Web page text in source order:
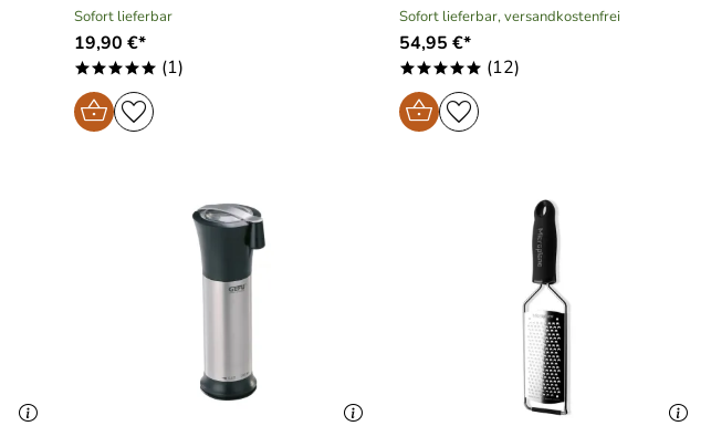
Sofort lieferbar
19,90 €*
***** (1)
Sofort lieferbar, versandkostenfrei
54,95 €*
***** (12)